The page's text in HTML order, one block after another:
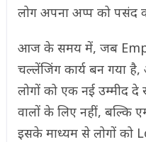
लोग अपना अप्प को पसंद
आज के समय में, जब
चल्लेंजिंग कार्य बन गया
लोगों को एक नई उम्मीद दे
वालों के लिए नहीं, बल्कि
इसके माध्यम से लोगों को